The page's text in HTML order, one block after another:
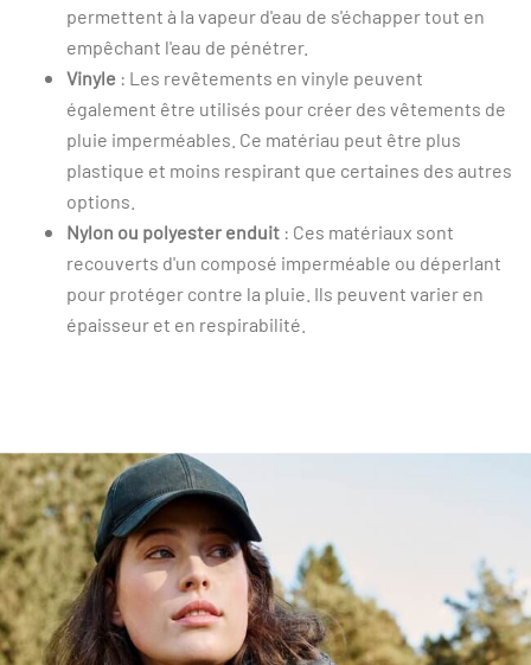
permettent à la vapeur d'eau de s'échapper tout en
empêchant l'eau de pénétrer.
Vinyle : Les revêtements en vinyle peuvent
également être utilisés pour créer des vêtements de
pluie imperméables. Ce matériau peut être plus
plastique et moins respirant que certaines des autres
options.
Nylon ou polyester enduit : Ces matériaux sont
recouverts d'un composé imperméable ou déperlant
pour protéger contre la pluie. Ils peuvent varier en
épaisseur et en respirabilité.